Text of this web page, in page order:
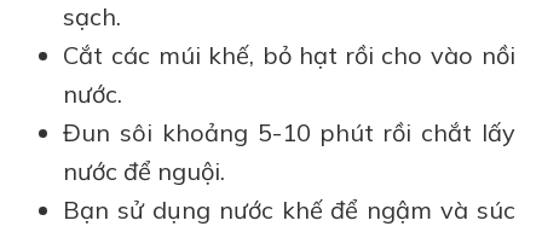
sạch.
Cắt các múi khế, bỏ hạt rồi cho vào nồi
nước.
Đun sôi khoảng 5-10 phút rồi chắt lấy
nước để nguội.
Bạn sử dụng nước khế để ngậm và súc